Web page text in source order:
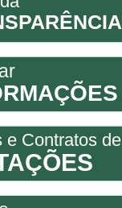
e Contratos de